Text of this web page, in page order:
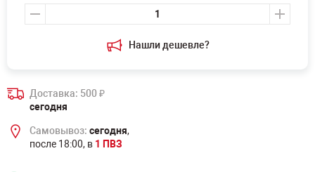
Нашли дешевле?
Доставка: 500₽
сегодня
Самовывоз: сегодня,
после 18:00, в 1 ПВЗ